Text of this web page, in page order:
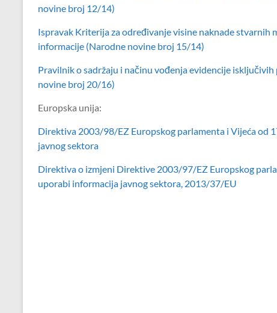
novine broj 12/14)
Ispravak Kriterija za određivanje visine naknade
informacije (Narodne novine broj 15/14)
Pravilnik o sadržaju i načinu vođenja evidencije
novine broj 20/16)
Europska unija:
Direktiva 2003/98/EZ Europskog parlamenta i Vijeća od
javnog sektora
Direktiva o izmjeni Direktive 2003/97/EZ Europskog
uporabi informacija javnog sektora, 2013/37/EU